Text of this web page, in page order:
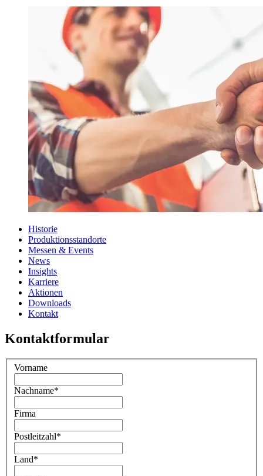
Historie
Produktionsstandorte
Messen & Events
News
Insights
Karriere
Aktionen
Downloads
Kontakt
Kontaktformular
Vorname
Nachname*
Firma
Postleitzahl*
Land*